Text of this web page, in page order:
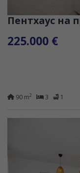
Пентхаус на
225.000 €
90 m2 3 1